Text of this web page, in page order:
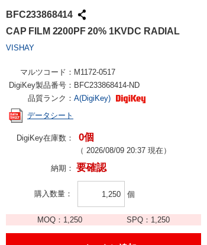
BFC233868414
CAP FILM 2200PF 20% 1KVDC RADIAL
VISHAY
マルツコード： M1172-0517
DigiKey製品番号： BFC233868414-ND
品質ランク： A(DigiKey)
データシート
DigiKey在庫数： 0個
（ 2026/08/09 20:37 現在）
納期： 要確認
購入数量 個
MOQ： 1,250 SPQ： 1,250